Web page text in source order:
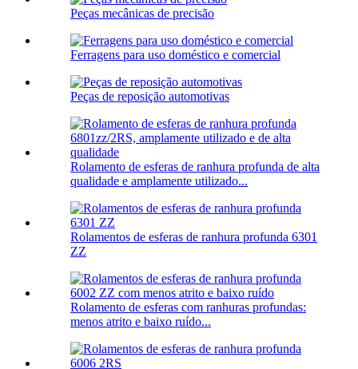
Peças mecânicas de precisão
Ferragens para uso doméstico e comercial
Peças de reposição automotivas
Rolamento de esferas de ranhura profunda de alta
qualidade e amplamente utilizado...
Rolamentos de esferas de ranhura profunda 6301
ZZ
Rolamento de esferas com ranhuras profundas:
menos atrito e baixo ruído...